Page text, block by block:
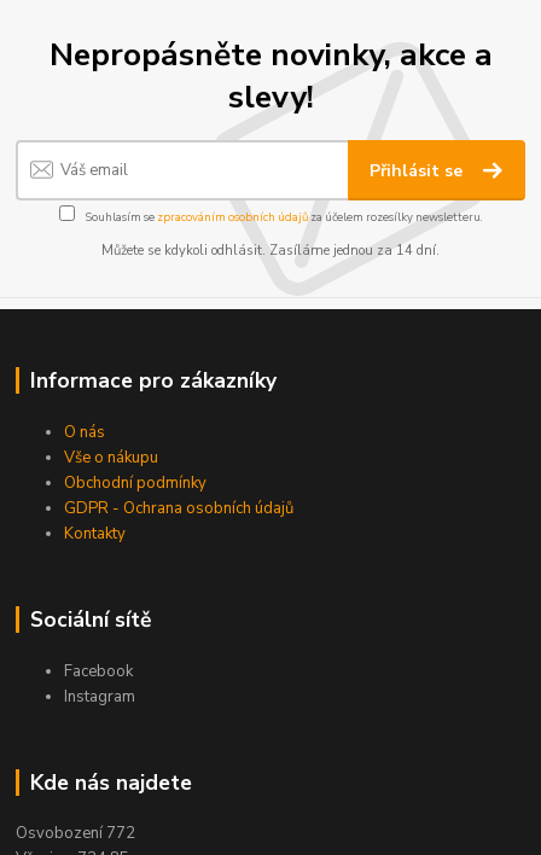
Nepropásněte novinky, akce a
slevy!
Přihlásit se
Souhlasím se zpracováním osobních údajůza účelem rozesílky newsletteru.
Můžete se kdykoli odhlásit. Zasíláme jednou za 14 dní.
Informace pro zákazníky
O nás
Vše o nákupu
Obchodní podmínky
GDPR - Ochrana osobních údajů
Kontakty
Sociální sítě
Facebook
Instagram
Kde nás najdete
Osvobození 772